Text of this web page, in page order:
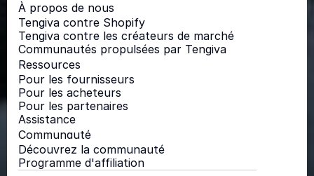
À propos de nous
Tengiva contre Shopify
Tengiva contre les créateurs de marché
Communautés propulsées par Tengiva
Ressources
Pour les fournisseurs
Pour les acheteurs
Pour les partenaires
Assistance
Communauté
Découvrez la communauté
Programme d'affiliation